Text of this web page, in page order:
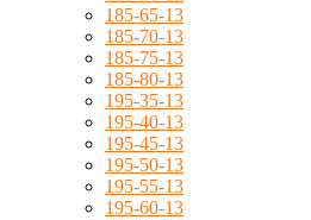
185-65-13
185-70-13
185-75-13
185-80-13
195-35-13
195-40-13
195-45-13
195-50-13
195-55-13
195-60-13